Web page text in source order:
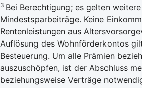
3 Bei Berechtigung; es gelten
Mindestsparbeiträge. Keine
Rentenleistungen aus
Auflösung des Wohnförderkontos
Besteuerung. Um alle Prämien
auszuschöpfen, ist der Abschluss
beziehungsweise Verträge